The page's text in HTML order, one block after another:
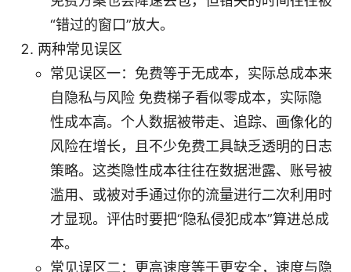
“错过的窗口”放大。
两种常见误区
常见误区一：免费等于无成本，实际总成本来
自隐私与风险 免费梯子看似零成本，实际隐
性成本高。个人数据被带走、追踪、画像化的
风险在增长，且不少免费工具缺乏透明的日志
策略。这类隐性成本往往在数据泄露、账号被
滥用、或被对手通过你的流量进行二次利用时
才显现。评估时要把“隐私侵犯成本”算进总成
本。
常见误区二：更高速度等于更安全，速度与隐